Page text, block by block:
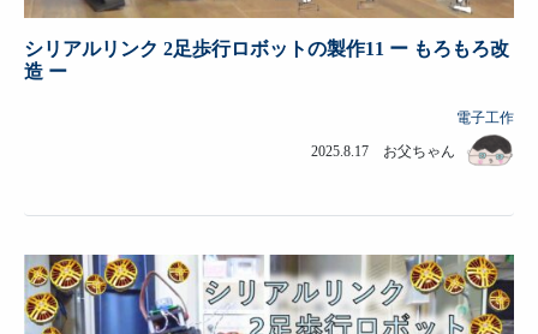
シリアルリンク 2足歩行ロボットの製作11 ー もろもろ改
造 ー
電子工作
2025.8.17 お父ちゃん